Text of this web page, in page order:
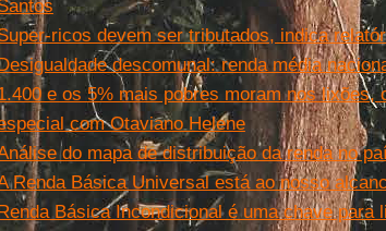
ricos devem ser tributados, indica
descomunal: renda média
e os 5% mais pobres moram nos lixões,
com Otaviano Helene
do mapa de distribuição da renda no
Renda Básica Universal está ao nosso
Básica Incondicional é uma chave